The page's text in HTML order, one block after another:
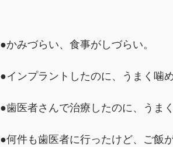
●かみづらい、食事がしづらい。
●インプラントしたのに、うまく噛め
●歯医者さんで治療したのに、うまく
●何件も歯医者に行ったけど、ご飯